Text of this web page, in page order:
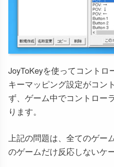
JoyToKeyを使ってコントロ
キーマッピング設定がコン
ず、ゲーム中でコントロー
ります。
上記の問題は、全てのゲー
のゲームだけ反応しないケ